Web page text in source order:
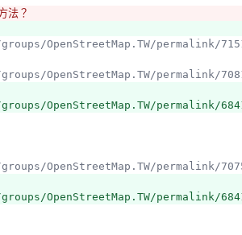
法？
groups/OpenStreetMap.TW/permalink/
groups/OpenStreetMap.TW/permalink/
OpenStreetMap.TW/permalink/
groups/OpenStreetMap.TW/permalink/
OpenStreetMap.TW/permalink/